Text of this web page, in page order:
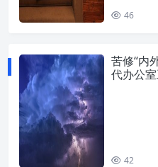
46
苦修“内
代办公
42